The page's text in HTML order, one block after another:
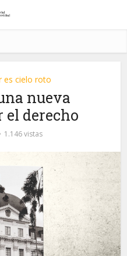
es cielo roto
nueva
el derecho
1.146 vistas